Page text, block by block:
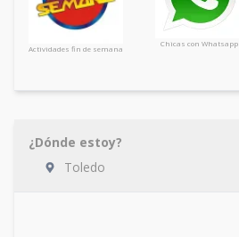
Actividades fin de semana
Chicas con Whatsapp
¿Dónde estoy?
Toledo